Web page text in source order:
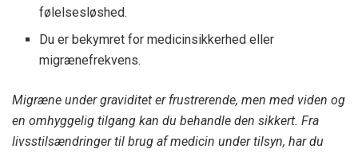
følelsesløshed.
Du er bekymret for medicinsikkerhed eller
migrænefrekvens.
Migræne under graviditet er frustrerende, men med viden og
en omhyggelig tilgang kan du behandle den sikkert. Fra
livsstilsændringer til brug af medicin under tilsyn, har du